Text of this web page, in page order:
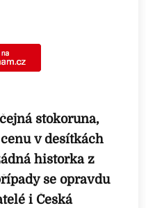
stokoruna,
v desítkách
historka z
se opravdu
i Česká